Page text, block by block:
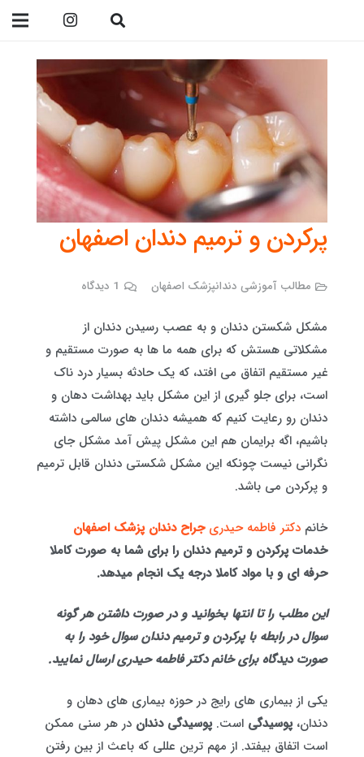
پرکردن و ترمیم دندان اصفهان
مطالب آموزشی دندانپزشک اصفهان 1 دیدگاه
مشکل شکستن دندان و به عصب رسیدن دندان از
مشکلاتی هستش که برای همه ما ها به صورت مستقیم و
غیر مستقیم اتفاق می افتد، که یک حادثه بسیار درد ناک
است، برای جلو گیری از این مشکل باید بهداشت دهان و
دندان رو رعایت کنیم که همیشه دندان های سالمی داشته
باشیم، اگه برایمان هم این مشکل پیش آمد مشکل جای
نگرانی نیست چونکه این مشکل شکستی دندان قابل ترمیم
و پرکردن می باشد.
خانم دکتر فاطمه حیدری جراح دندان پزشک اصفهان
خدمات پرکردن و ترمیم دندان را برای شما به صورت کاملا
حرفه ای و با مواد کاملا درجه یک انجام میدهد.
این مطلب را تا انتها بخوانید و در صورت داشتن هر گونه
سوال در رابطه با پرکردن و ترمیم دندان سوال خود را به
صورت دیدگاه برای خانم دکتر فاطمه حیدری ارسال نمایید.
یکی از بیماری های رایج در حوزه بیماری های دهان و
دندان،پوسیدگی است.پوسیدگی دندان در هر سنی ممکن
است اتفاق بیفتد. از مهم ترین عللی که باعث از بین رفتن